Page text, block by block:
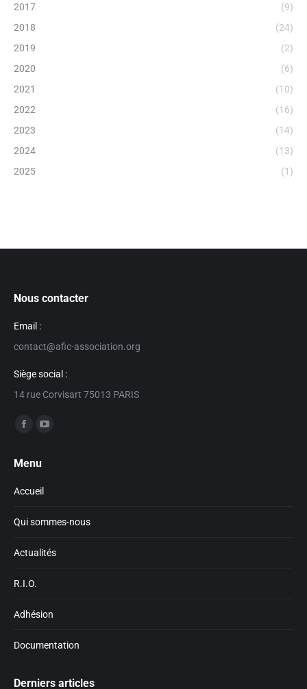
2017
(9)
2018
(24)
2019
(2)
2020
(6)
2021
(10)
2022
(16)
2023
(14)
2024
(13)
2025
(1)
Nous contacter
Email :
contact@afic-association.org
Siège social :
14 rue Corvisart 75013 PARIS
Trouvez nous sur :
opens
window
in
window
Menu
Accueil
Qui sommes-nous
Actualités
R.I.O.
Adhésion
Documentation
Derniers articles